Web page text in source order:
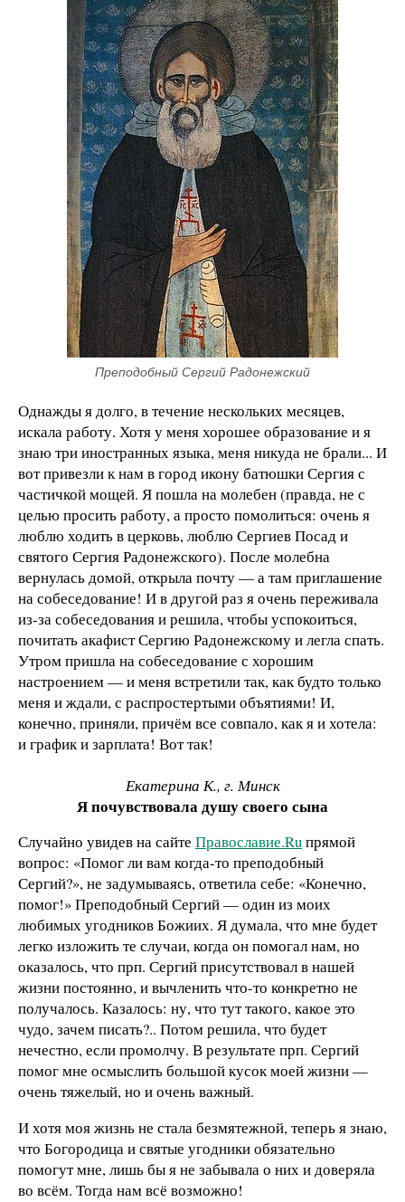
Преподобный Сергий Радонежский
Однажды я долго, в течение нескольких месяцев,
искала работу. Хотя у меня хорошее образование и я
знаю три иностранных языка, меня никуда не брали... И
вот привезли к нам в город икону батюшки Сергия с
частичкой мощей. Я пошла на молебен (правда, не с
целью просить работу, а просто помолиться: очень я
люблю ходить в церковь, люблю Сергиев Посад и
святого Сергия Радонежского). После молебна
вернулась домой, открыла почту — а там приглашение
на собеседование! И в другой раз я очень переживала
из-за собеседования и решила, чтобы успокоиться,
почитать акафист Сергию Радонежскому и легла спать.
Утром пришла на собеседование с хорошим
настроением — и меня встретили так, как будто только
меня и ждали, с распростертыми объятиями! И,
конечно, приняли, причём все совпало, как я и хотела:
и график и зарплата! Вот так!
Екатерина К., г. Минск
Я почувствовала душу своего сына
Случайно увидев на сайте Православие.Ruпрямой
вопрос: «Помог ли вам когда-то преподобный
Сергий?», не задумываясь, ответила себе: «Конечно,
помог!» Преподобный Сергий — один из моих
любимых угодников Божиих. Я думала, что мне будет
легко изложить те случаи, когда он помогал нам, но
оказалось, что прп. Сергий присутствовал в нашей
жизни постоянно, и вычленить что-то конкретно не
получалось. Казалось: ну, что тут такого, какое это
чудо, зачем писать?.. Потом решила, что будет
нечестно, если промолчу. В результате прп. Сергий
помог мне осмыслить большой кусок моей жизни —
очень тяжелый, но и очень важный.
И хотя моя жизнь не стала безмятежной, теперь я знаю,
что Богородица и святые угодники обязательно
помогут мне, лишь бы я не забывала о них и доверяла
во всём. Тогда нам всё возможно!